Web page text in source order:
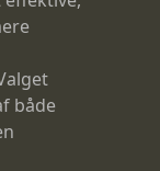
både